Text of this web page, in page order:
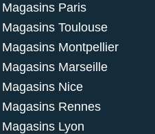
Magasins Paris
Magasins Toulouse
Magasins Montpellier
Magasins Marseille
Magasins Nice
Magasins Rennes
Magasins Lyon